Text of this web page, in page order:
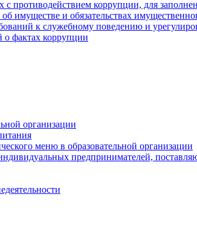
противодействием коррупции, для
имуществе и обязательствах
к служебному поведению и
о фактах коррупции
организации
меню в образовательной организации
предпринимателей,